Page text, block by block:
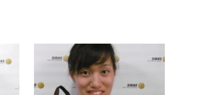
ウォーキング